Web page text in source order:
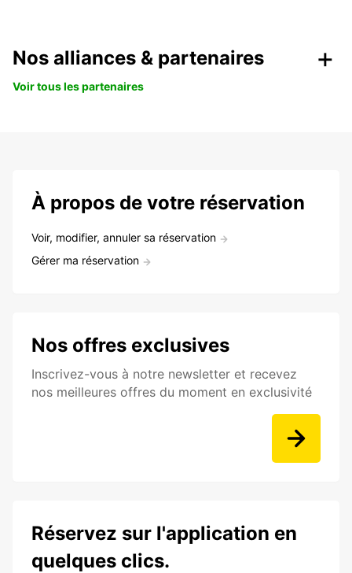
Nos alliances & partenaires
Voir tous les partenaires
À propos de votre réservation
Voir, modifier, annuler sa réservation
Gérer ma réservation
Nos offres exclusives
Inscrivez-vous à notre newsletter et recevez
nos meilleures offres du moment en exclusivité
Réservez sur l'application en
quelques clics.